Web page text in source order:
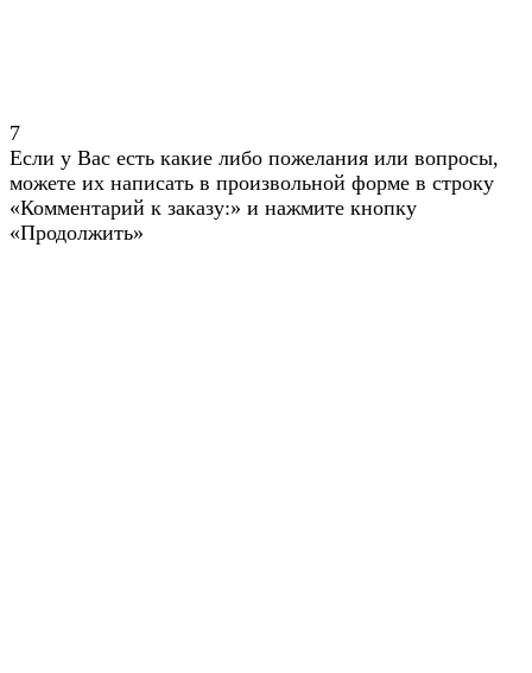
7
Если у Вас есть какие либо пожелания или вопросы,
можете их написать в произвольной форме в строку
«Комментарий к заказу:» и нажмите кнопку
«Продолжить»